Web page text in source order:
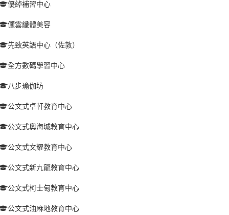
優綽補習中心
儷雲纖體美容
先致英語中心（佐敦）
全方數碼學習中心
八步瑜伽坊
公文式卓軒教育中心
公文式奧海城教育中心
公文式文耀教育中心
公文式新九龍教育中心
公文式柯士甸教育中心
公文式油麻地教育中心